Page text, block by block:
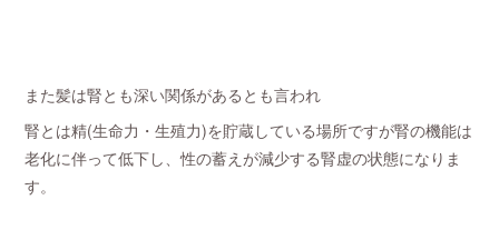
また髪は腎とも深い関係があるとも言われ
腎とは精(生命力・生殖力)を貯蔵している場所ですが腎の機能は
老化に伴って低下し、性の蓄えが減少する腎虚の状態になりま
す。